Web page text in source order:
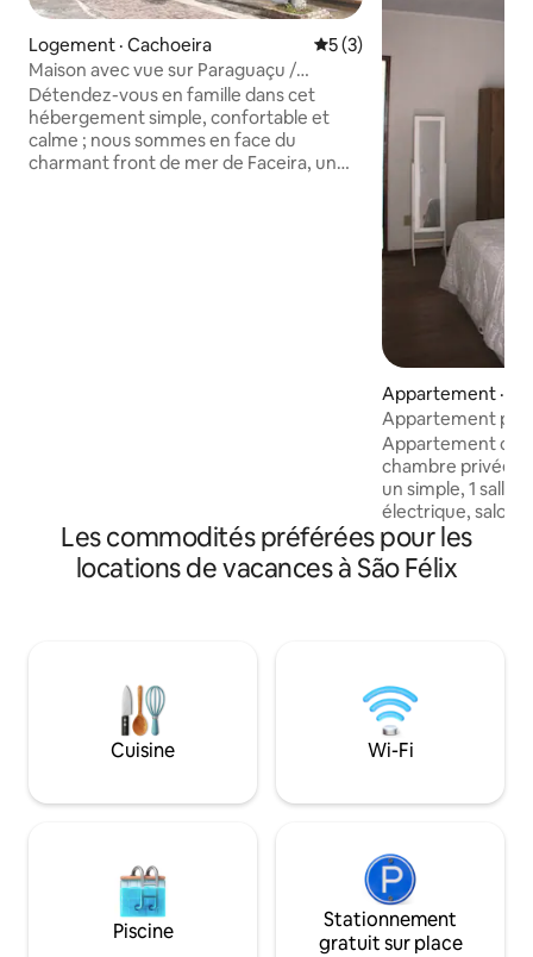
Logement · Cachoeira Note moyenne de 5 sur
5 (3)
Maison avec vue sur Paraguaçu /
Cachoeira-Ba
Détendez-vous en famille dans cet
hébergement simple, confortable et
calme ; nous sommes en face du
charmant front de mer de Faceira, un
Appartement ·
Appartement
Appartement
chambre privée
un simple, 1 salle
électrique, salon
équipée d'un
cuisinière, d'un
mixeur, d'un
l'entrée est
sur la place dans
proximité du
banque, de la
Les commodités préférées pour les
locations de vacances à São Félix
Cuisine Wi-Fi
Piscine
Stationnement
gratuit sur place